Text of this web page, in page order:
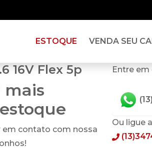
ESTOQUE VENDA SEU
16V Flex 5p
mais
em contato com nossa
Entre
Ou ligue